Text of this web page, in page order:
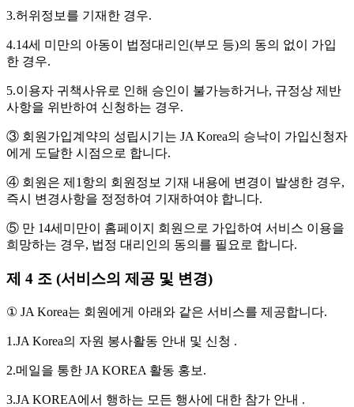
3.허위정보를 기재한 경우.
4.14세 미만의 아동이 법정대리인(부모 등)의 동의 없이 가입
한 경우.
5.이용자 귀책사유로 인해 승인이 불가능하거나, 규정상 제반
사항을 위반하여 신청하는 경우.
③ 회원가입계약의 성립시기는 JA Korea의 승낙이 가입신청자
에게 도달한 시점으로 합니다.
④ 회원은 제1항의 회원정보 기재 내용에 변경이 발생한 경우,
즉시 변경사항을 정정하여 기재하여야 합니다.
⑤ 만 14세미만이 홈페이지 회원으로 가입하여 서비스 이용을
희망하는 경우, 법정 대리인의 동의를 필요로 합니다.
제 4 조 (서비스의 제공 및 변경)
① JA Korea는 회원에게 아래와 같은 서비스를 제공합니다.
1.JA Korea의 자원 봉사활동 안내 및 신청 .
2.메일을 통한 JA KOREA 활동 홍보.
3.JA KOREA에서 행하는 모든 행사에 대한 참가 안내 .